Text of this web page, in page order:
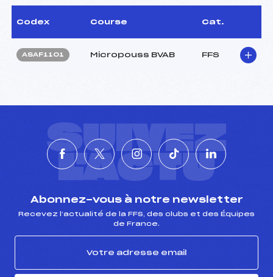
Codex Course Cat.
ASAF1101 Micropouss BVAB FFS
SUIVEZ
L'ACTU
Abonnez-vous à notre newsletter
Recevez l’actualité de la FFS, des clubs et des Équipes
de France.